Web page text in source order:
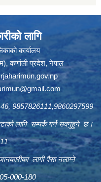
लागि
कार्यालय
कर्णाली प्रदेश, नेपाल
gmail.com
9857826111,9860297599
लागि सम्पर्क गर्न सक्नुहुने छ।
लागी पैसा नलाग्ने
000-180